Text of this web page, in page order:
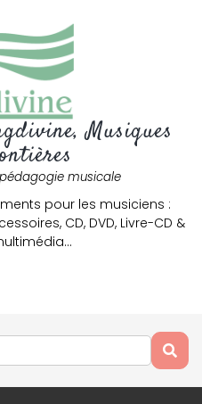
Musiques
musicale
pour les musiciens :
CD, DVD, Livre-CD &